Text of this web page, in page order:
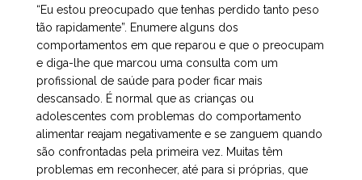
“Eu estou preocupado que tenhas perdido tanto peso
tão rapidamente”. Enumere alguns dos
comportamentos em que reparou e que o preocupam
e diga-lhe que marcou uma consulta com um
profissional de saúde para poder ficar mais
descansado. É normal que as crianças ou
adolescentes com problemas do comportamento
alimentar reajam negativamente e se zanguem quando
são confrontadas pela primeira vez. Muitas têm
problemas em reconhecer, até para si próprias, que